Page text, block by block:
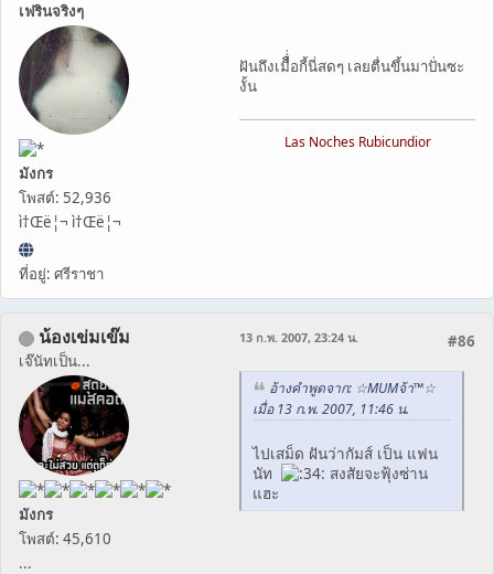
เฟรินจริงๆ
มังกร
โพสต์: 52,936
ì†Œë¦¬ ì†Œë¦¬
ที่อยู่: ศรีราชา
ฝันถึงเมืื่่อกี้นี่สดๆ เลยตื่นขึ้นมาปั่นซะ
งั้น
Las Noches Rubicundior
น้องเข่มเข๊ม
เจ๊นัทเป็น...
มังกร
โพสต์: 45,610
...
#86
13 ก.พ. 2007, 23:24 น.
อ้างคำพูดจาก: ☆MUMจ้า™☆
เมื่อ 13 ก.พ. 2007, 11:46 น.
ไปเสม็ด ฝันว่ากัมส์ เป็น แฟน
นัท
สงสัยจะฟุ้งซ่าน
แฮะ